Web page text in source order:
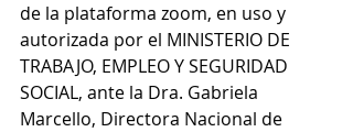
de la plataforma zoom, en uso y
autorizada por el MINISTERIO DE
TRABAJO, EMPLEO Y SEGURIDAD
SOCIAL, ante la Dra. Gabriela
Marcello, Directora Nacional de